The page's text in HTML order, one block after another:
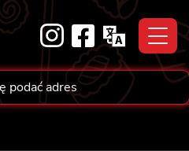
podać adres